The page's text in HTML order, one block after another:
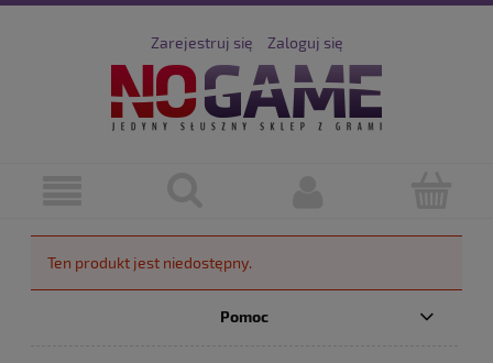
Zarejestruj się Zaloguj się
Ten produkt jest niedostępny.
Pomoc